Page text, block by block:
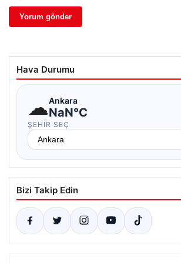
Hava Durumu
☁Ankara
NaN°C
ŞEHIR SEÇ
Bizi Takip Edin